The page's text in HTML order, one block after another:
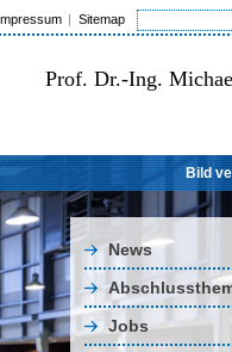
Impressum Sitemap
Prof. Dr.-Ing.
Bild
News
Jobs